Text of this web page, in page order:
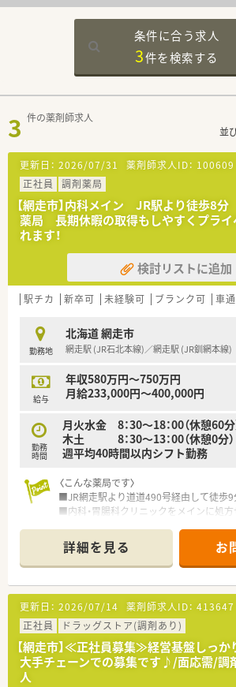
条件に合う求人
3件を検索する
3 件の薬剤師求人
並
更新日： 2026/07/31 薬剤師求人ID： 100609
正社員
調剤薬局
【網走市】内科メイン JR駅より徒歩8
薬局 長期休暇の取得もしやすくプライ
れます！
検討リストに追加
駅チカ 新卒可 未経験可 ブランク可 車
勤務地
北海道 網走市
網走駅 (JR石北本線)／網走駅 (JR釧網本線)
給与
年収580万円～750万円
月給233,000円～400,000円
勤務
時間
月火水金 8：30～18：00（休憩60分
木土 8：30～13：00（休憩0分）
週平均40時間以内シフト勤務
〈こんな薬局です〉
■JR網走駅より道道490号経由して徒歩9
■内科・胃腸科クリニックをメインに処
■薬剤師3名在籍しています。
■ドライブスルー調剤を備えている薬局で
薬をお渡しできる他、プライバシーの確
います。
〈患者さま中心の考え〉
■テレフォン服薬サポート、薬剤師の指名
アプリによる調剤予約サービスなど、患者
んでいます。
■錠剤ピッキング過誤防止システムや散
詳細を見る お
更新日： 2026/07/14 薬剤師求人ID： 413647
正社員
ドラッグストア(調剤あり)
【網走市】≪正社員募集≫経営基盤しっか
大手チェーンでの募集です♪/面応需/調
人